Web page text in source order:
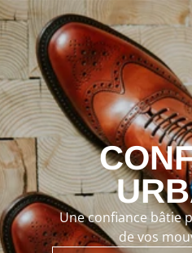
Une confiance bâtie
de vos